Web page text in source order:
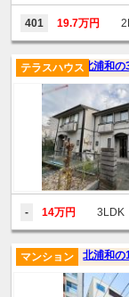
401 19.7万円
北浦和
テラスハウス
- 14万円 3LDK
北浦和の
マンション